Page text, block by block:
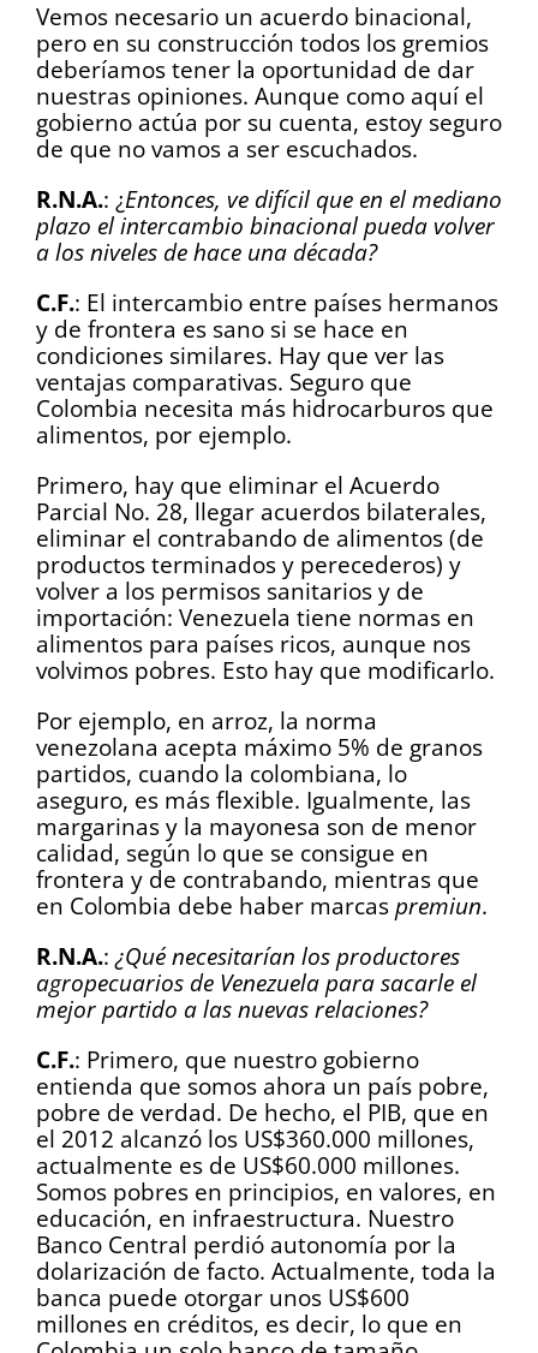
Vemos necesario un acuerdo binacional,
pero en su construcción todos los gremios
deberíamos tener la oportunidad de dar
nuestras opiniones. Aunque como aquí el
gobierno actúa por su cuenta, estoy seguro
de que no vamos a ser escuchados.
R.N.A.: ¿Entonces, ve difícil que en el mediano
plazo el intercambio binacional pueda volver
a los niveles de hace una década?
C.F.: El intercambio entre países hermanos
y de frontera es sano si se hace en
condiciones similares. Hay que ver las
ventajas comparativas. Seguro que
Colombia necesita más hidrocarburos que
alimentos, por ejemplo.
Primero, hay que eliminar el Acuerdo
Parcial No. 28, llegar acuerdos bilaterales,
eliminar el contrabando de alimentos (de
productos terminados y perecederos) y
volver a los permisos sanitarios y de
importación: Venezuela tiene normas en
alimentos para países ricos, aunque nos
volvimos pobres. Esto hay que modificarlo.
Por ejemplo, en arroz, la norma
venezolana acepta máximo 5% de granos
partidos, cuando la colombiana, lo
aseguro, es más flexible. Igualmente, las
margarinas y la mayonesa son de menor
calidad, según lo que se consigue en
frontera y de contrabando, mientras que
en Colombia debe haber marcas premiun.
R.N.A.: ¿Qué necesitarían los productores
agropecuarios de Venezuela para sacarle el
mejor partido a las nuevas relaciones?
C.F.: Primero, que nuestro gobierno
entienda que somos ahora un país pobre,
pobre de verdad. De hecho, el PIB, que en
el 2012 alcanzó los US$360.000 millones,
actualmente es de US$60.000 millones.
Somos pobres en principios, en valores, en
educación, en infraestructura. Nuestro
Banco Central perdió autonomía por la
dolarización de facto. Actualmente, toda la
banca puede otorgar unos US$600
millones en créditos, es decir, lo que en